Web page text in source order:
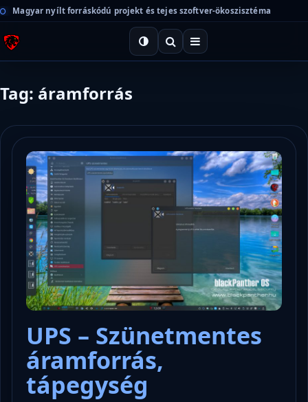
Magyar nyílt forráskódú projekt és tejes szoftver-ökoszisztéma
Tag: áramforrás
UPS – Szünetmentes
áramforrás,
tápegység